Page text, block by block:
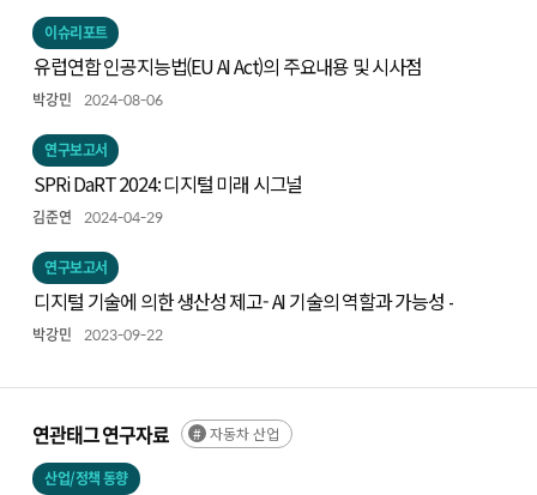
이슈리포트
유럽연합 인공지능법(EU AI Act)의 주요내용 및 시사점
박강민 2024-08-06
연구보고서
SPRi DaRT 2024: 디지털 미래 시그널
김준연 2024-04-29
연구보고서
디지털 기술에 의한 생산성 제고- AI 기술의 역할과 가능성 -
박강민 2023-09-22
연관태그 연구자료 자동차 산업
산업/정책 동향